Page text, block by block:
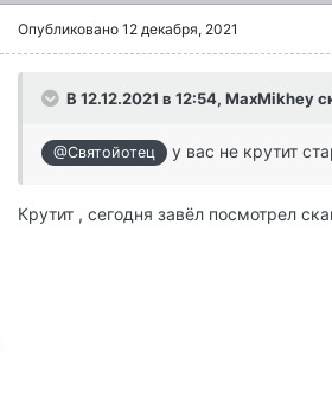
Опубликовано 12 декабря, 2021
В 12.12.2021 в 12:54, MaxMikhey
@Святойотец у вас не крутит
Крутит , сегодня завёл посмотрел